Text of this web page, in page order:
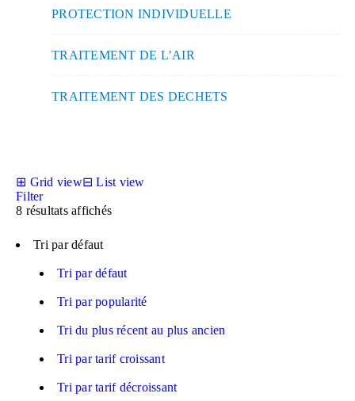
PROTECTION INDIVIDUELLE
TRAITEMENT DE L’AIR
TRAITEMENT DES DECHETS
⊞ Grid view⊟List view
Filter
8 résultats affichés
Tri par défaut
Tri par défaut
Tri par popularité
Tri du plus récent au plus ancien
Tri par tarif croissant
Tri par tarif décroissant